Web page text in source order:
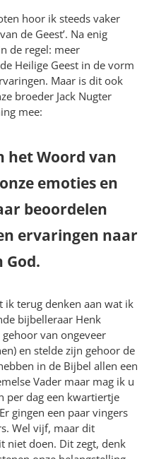
hoor ik steeds vaker
de Geest’. Na enig
de regel: meer
Heilige Geest in de vorm
Maar is dit ook
broeder Jack Nugter
mee:
het Woord van
emoties en
beoordelen
ervaringen naar
God.
ik terug denken aan wat ik
bijbelleraar Henk
van ongeveer
en stelde zijn gehoor de
in de Bijbel allen een
Vader maar mag ik u
per dag een kwartiertje
gingen een paar vingers
Wel vijf, maar dit
niet doen. Dit zegt, denk